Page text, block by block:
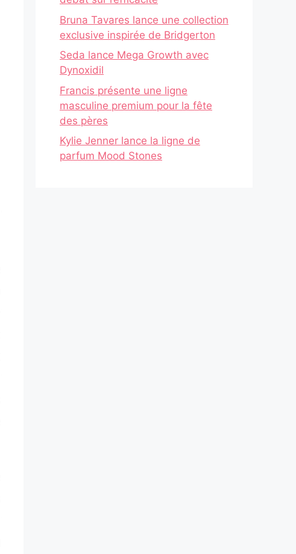
Bruna Tavares lance une collection
exclusive inspirée de Bridgerton
Seda lance Mega Growth avec
Dynoxidil
Francis présente une ligne
masculine premium pour la fête
des pères
Kylie Jenner lance la ligne de
parfum Mood Stones